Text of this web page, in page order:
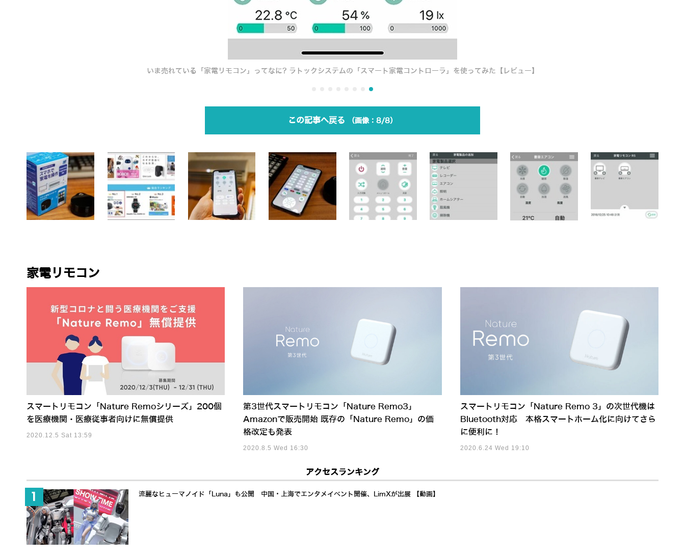
いま売れている「家電リモコン」ってなに? ラトックシステムの「スマート家電コントローラ」を使ってみた【レビュー】
この記事へ戻る 8/8
家電リモコン
スマートリモコン「Nature Remoシリーズ」200個
を医療機関・医療従事者向けに無償提供
2020.12.5 Sat 13:59
第3世代スマートリモコン「Nature Remo3」
Amazonで販売開始 既存の「Nature Remo」の価
格改定も発表
2020.8.5 Wed 16:30
スマートリモコン「Nature Remo 3」の次世代機は
Bluetooth対応 本格スマートホーム化に向けてさら
に便利に！
2020.6.24 Wed 19:10
アクセスランキング
流麗なヒューマノイド「Luna」も公開 中国・上海でエンタメイベント開催、LimXが出展 【動画】